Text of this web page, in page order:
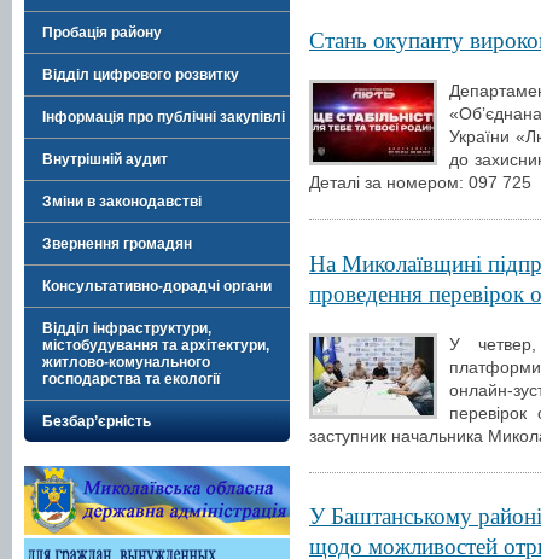
Пробація району
Відділ цифрового розвитку
Інформація про публічні закупівлі
Внутрішній аудит
Зміни в законодавстві
Звернення громадян
Консультативно-дорадчі органи
Відділ інфраструктури,
містобудування та архітектури,
житлово-комунального
господарства та екології
Безбар’єрність
Стань окупанту
України
до
Деталі за номером: 097 725
На Миколаївщині
проведення
У
онлайн-
заступник начальника
У Баштанському
щодо можливостей